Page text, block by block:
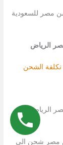
مصر للسعودية
الرياض
تكلفة الشحن
الرياض شحن
مصر شحن الى